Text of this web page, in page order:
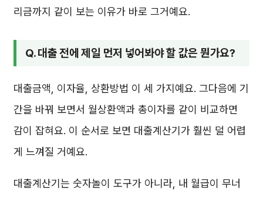
리금까지 같이 보는 이유가 바로 그거예요.
Q. 대출 전에 제일 먼저 넣어봐야 할 값은 뭔가요?
대출금액, 이자율, 상환방법 이 세 가지예요. 그다음에 기
간을 바꿔 보면서 월상환액과 총이자를 같이 비교하면
감이 잡혀요. 이 순서로 보면 대출계산기가 훨씬 덜 어렵
게 느껴질 거예요.
대출계산기는 숫자놀이 도구가 아니라, 내 월급이 무너